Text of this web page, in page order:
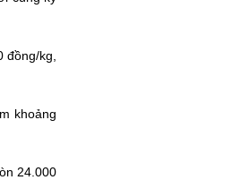
kg,
khoảng
24.000